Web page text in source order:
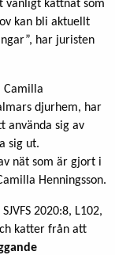
vanligt kattnät som
kan bli aktuellt
har juristen
Camilla
djurhem, har
använda sig av
sig ut.
nät som är gjort i
Henningsson.
2020:8, L102,
katter från att